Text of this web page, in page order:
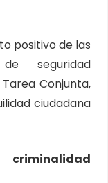
positivo de las
seguridad
Conjunta,
ciudadana